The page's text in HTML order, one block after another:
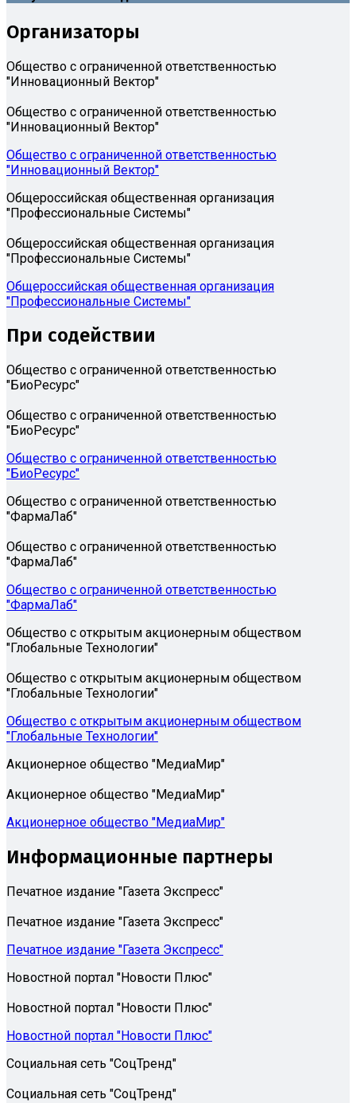
Организаторы
Общество с ограниченной ответственностью
"Инновационный Вектор"
Общество с ограниченной ответственностью
"Инновационный Вектор"
Общество с ограниченной ответственностью
"Инновационный Вектор"
Общероссийская общественная организация
"Профессиональные Системы"
Общероссийская общественная организация
"Профессиональные Системы"
Общероссийская общественная организация
"Профессиональные Системы"
При содействии
Общество с ограниченной ответственностью
"БиоРесурс"
Общество с ограниченной ответственностью
"БиоРесурс"
Общество с ограниченной ответственностью
"БиоРесурс"
Общество с ограниченной ответственностью
"ФармаЛаб"
Общество с ограниченной ответственностью
"ФармаЛаб"
Общество с ограниченной ответственностью
"ФармаЛаб"
Общество с открытым акционерным обществом
"Глобальные Технологии"
Общество с открытым акционерным обществом
"Глобальные Технологии"
Общество с открытым акционерным обществом
"Глобальные Технологии"
Акционерное общество "МедиаМир"
Акционерное общество "МедиаМир"
Акционерное общество "МедиаМир"
Информационные партнеры
Печатное издание "Газета Экспресс"
Печатное издание "Газета Экспресс"
Печатное издание "Газета Экспресс"
Новостной портал "Новости Плюс"
Новостной портал "Новости Плюс"
Новостной портал "Новости Плюс"
Социальная сеть "СоцТренд"
Социальная сеть "СоцТренд"